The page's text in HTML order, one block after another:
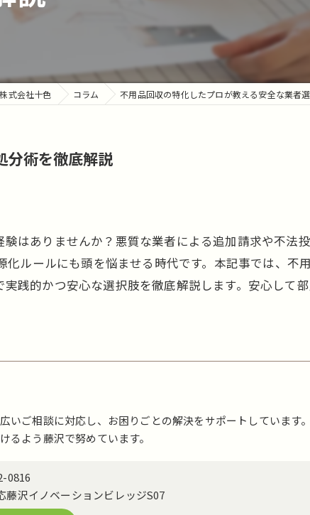
原状回復
式会社十色 コラム 不用品回収の特化したプロが教える安全な業者
分術を徹底解説
はありませんか？悪質な業者による追加請求や不法
ルールにも頭を悩ませる時代です。本記事では、不
践的かつ安心な選択肢を徹底解説します。安心して
いご相談に対応し、お困りごとの解決をサポートしています
るよう藤沢で努めています。
0816
藤沢イノベーションビレッジS07